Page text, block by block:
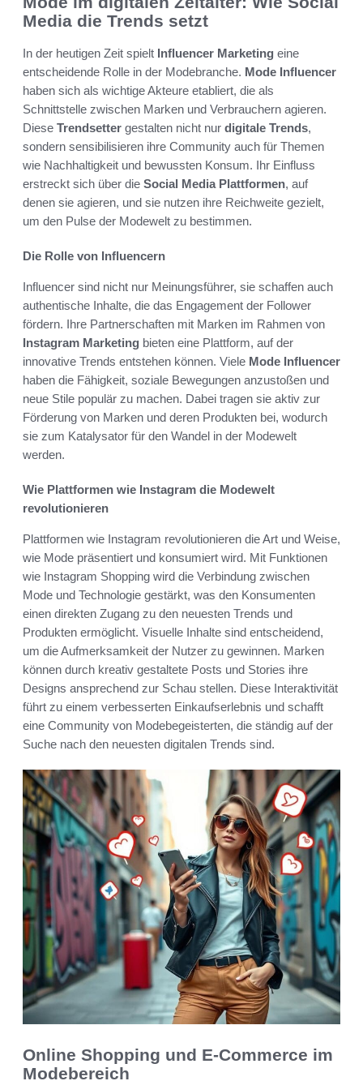
Media die Trends setzt
In der heutigen Zeit spielt Influencer Marketing eine
entscheidende Rolle in der Modebranche. Mode Influencer
haben sich als wichtige Akteure etabliert, die als
Schnittstelle zwischen Marken und Verbrauchern agieren.
Diese Trendsetter gestalten nicht nur digitale Trends,
sondern sensibilisieren ihre Community auch für Themen
wie Nachhaltigkeit und bewussten Konsum. Ihr Einfluss
erstreckt sich über die Social Media Plattformen, auf
denen sie agieren, und sie nutzen ihre Reichweite gezielt,
um den Pulse der Modewelt zu bestimmen.
Die Rolle von Influencern
Influencer sind nicht nur Meinungsführer, sie schaffen auch
authentische Inhalte, die das Engagement der Follower
fördern. Ihre Partnerschaften mit Marken im Rahmen von
Instagram Marketing bieten eine Plattform, auf der
innovative Trends entstehen können. Viele Mode Influencer
haben die Fähigkeit, soziale Bewegungen anzustoßen und
neue Stile populär zu machen. Dabei tragen sie aktiv zur
Förderung von Marken und deren Produkten bei, wodurch
sie zum Katalysator für den Wandel in der Modewelt
werden.
Wie Plattformen wie Instagram die Modewelt
revolutionieren
Plattformen wie Instagram revolutionieren die Art und Weise,
wie Mode präsentiert und konsumiert wird. Mit Funktionen
wie Instagram Shopping wird die Verbindung zwischen
Mode und Technologie gestärkt, was den Konsumenten
einen direkten Zugang zu den neuesten Trends und
Produkten ermöglicht. Visuelle Inhalte sind entscheidend,
um die Aufmerksamkeit der Nutzer zu gewinnen. Marken
können durch kreativ gestaltete Posts und Stories ihre
Designs ansprechend zur Schau stellen. Diese Interaktivität
führt zu einem verbesserten Einkaufserlebnis und schafft
eine Community von Modebegeisterten, die ständig auf der
Suche nach den neuesten digitalen Trends sind.
Online Shopping und E-Commerce im
Modebereich